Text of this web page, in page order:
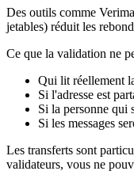
Des outils comme
jetables) réduit les
Ce que la validation ne
Qui lit réellement
Si l'adresse est
Si la personne qui
Si les messages
Les transferts sont
validateurs, vous ne